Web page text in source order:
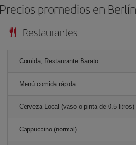
Precios promedios en Berlín
Restaurantes
Comida, Restaurante Barato
Menú comida rápida
Cerveza Local (vaso o pinta de 0.5 litros)
Cappuccino (normal)